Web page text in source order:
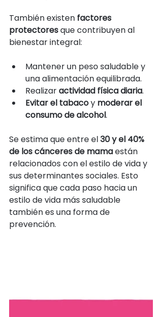
También existen factores
protectores que contribuyen al
bienestar integral:
Mantener un peso saludable y
una alimentación equilibrada.
Realizar actividad física diaria.
Evitar el tabaco y moderar el
consumo de alcohol.
Se estima que entre el 30 y el 40%
de los cánceres de mama están
relacionados con el estilo de vida y
sus determinantes sociales. Esto
significa que cada paso hacia un
estilo de vida más saludable
también es una forma de
prevención.